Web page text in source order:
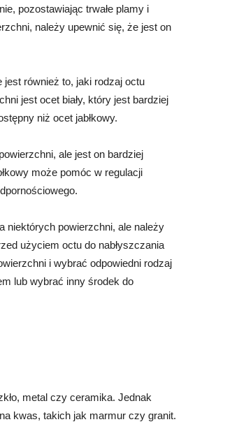
pozostawiając trwałe plamy i
należy upewnić się, że jest on
również to, jaki rodzaj octu
jest ocet biały, który jest bardziej
niż ocet jabłkowy.
ale jest on bardziej
może pomóc w regulacji
niektórych powierzchni, ale należy
użyciem octu do nabłyszczania
i wybrać odpowiedni rodzaj
lub wybrać inny środek do
metal czy ceramika. Jednak
kwas, takich jak marmur czy granit.